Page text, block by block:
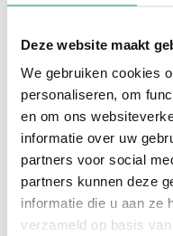
Deze website maakt
We gebruiken cookies
personaliseren, om
en om ons
informatie over uw
partners voor social
partners kunnen deze
informatie die u aan ze
verzameld op basis
ligt eveneens in de
denkbare
gelegenheden.
Bereikbaarheid:
Garage XL is
Zoetermeer en